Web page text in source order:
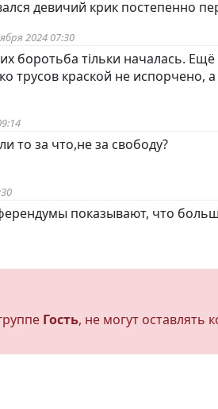
девичий крик постепенно
2024 07:30
боротьба тiльки началась.
трусов краской не испорчено,
то за что,не за свободу?
показывают, что
Гость, не могут оставлять